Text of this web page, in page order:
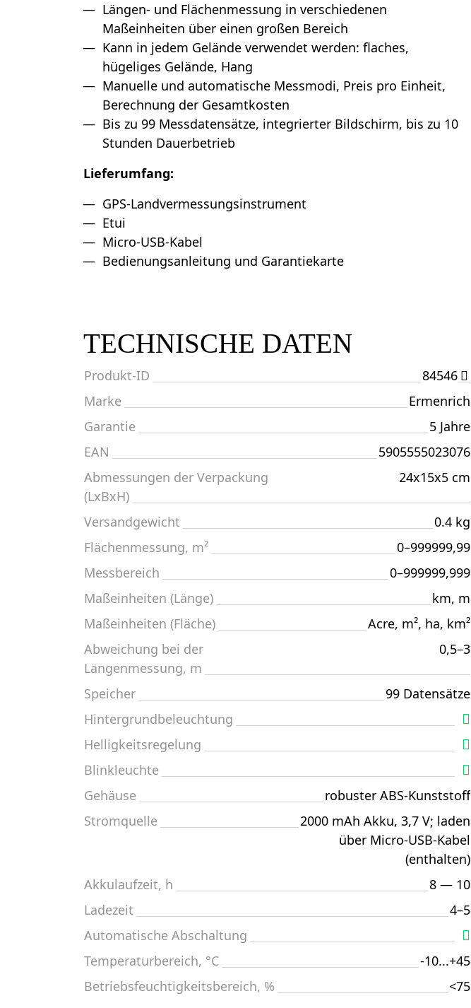
Längen- und Flächenmessung in verschiedenen
Maßeinheiten über einen großen Bereich
Kann in jedem Gelände verwendet werden: flaches,
hügeliges Gelände, Hang
Manuelle und automatische Messmodi, Preis pro Einheit,
Berechnung der Gesamtkosten
Bis zu 99 Messdatensätze, integrierter Bildschirm, bis zu 10
Stunden Dauerbetrieb
Lieferumfang:
GPS-Landvermessungsinstrument
Etui
Micro-USB-Kabel
Bedienungsanleitung und Garantiekarte
TECHNISCHE DATEN
Produkt-ID
84546
Marke
Ermenrich
Garantie
5 Jahre
EAN
5905555023076
Abmessungen der Verpackung
(LxBxH)
24x15x5 cm
Versandgewicht
0.4 kg
Flächenmessung, m²
0–999999,99
Messbereich
0–999999,999
Maßeinheiten (Länge)
km, m
Maßeinheiten (Fläche)
Acre, m², ha, km²
Abweichung bei der
Längenmessung, m
0,5–3
Speicher
99 Datensätze
Hintergrundbeleuchtung
Helligkeitsregelung
Blinkleuchte
Gehäuse
robuster ABS-Kunststoff
Stromquelle
2000 mAh Akku, 3,7 V; laden
über Micro-USB-Kabel
(enthalten)
Akkulaufzeit, h
8 — 10
Ladezeit
4–5
Automatische Abschaltung
Temperaturbereich, °C
-10...+45
Betriebsfeuchtigkeitsbereich, %
<75